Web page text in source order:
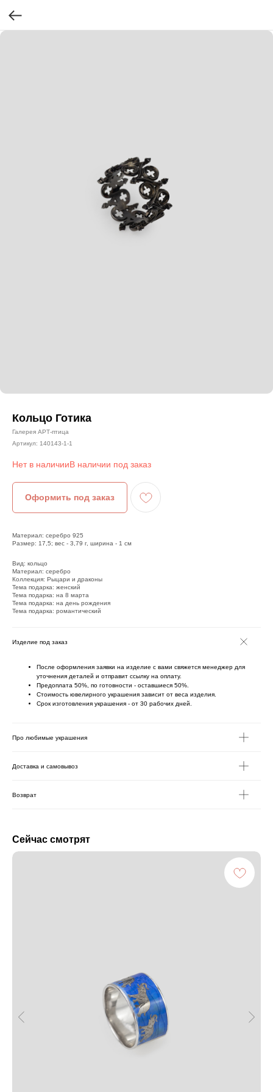
Кольцо Готика
Галерея АРТ-птица
Артикул: 140143-1-1
Нет в наличии
Оформить под заказ
Материал: серебро 925
Размер: 17,5; вес - 3,79 г, ширина - 1 см
Вид: кольцо
Материал: серебро
Коллекция: Рыцари и драконы
Тема подарка: женский
Тема подарка: на 8 марта
Тема подарка: на день рождения
Тема подарка: романтический
Изделие под заказ
После оформления заявки на изделие с вами свяжется менеджер для
уточнения деталей и отправит ссылку на оплату.
Предоплата 50%, по готовности - оставшиеся 50%.
Стоимость ювелирного украшения зависит от веса изделия.
Срок изготовления украшения - от 30 рабочих дней.
Про любимые украшения
Доставка и самовывоз
Возврат
Сейчас смотрят